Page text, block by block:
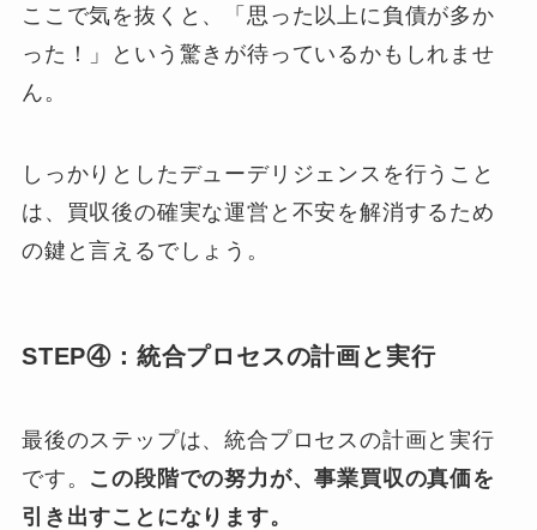
ここで気を抜くと、「思った以上に負債が多か
った！」という驚きが待っているかもしれませ
ん。
しっかりとしたデューデリジェンスを行うこと
は、買収後の確実な運営と不安を解消するため
の鍵と言えるでしょう。
STEP④：統合プロセスの計画と実行
最後のステップは、統合プロセスの計画と実行
です。 この段階での努力が、事業買収の真価を
引き出すことになります。